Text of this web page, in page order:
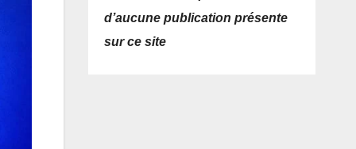
d’aucune publication présente
sur ce site